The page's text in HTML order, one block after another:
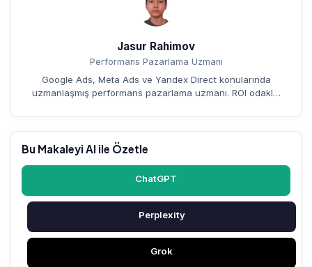
Jasur Rahimov
Performans Pazarlama Uzmanı
Google Ads, Meta Ads ve Yandex Direct konularında
uzmanlaşmış performans pazarlama uzmanı. ROI odakl…
Bu Makaleyi AI ile Özetle
ChatGPT
Perplexity
Grok